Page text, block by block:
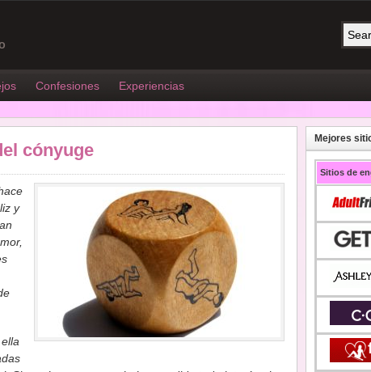
Confesiones Experiencias
cónyuge
y
Mejores
Sitios de